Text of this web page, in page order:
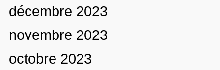
décembre 2023
novembre 2023
octobre 2023